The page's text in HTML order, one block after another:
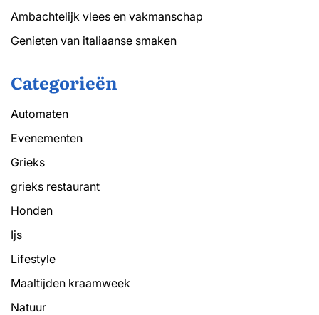
Ambachtelijk vlees en vakmanschap
Genieten van italiaanse smaken
Categorieën
Automaten
Evenementen
Grieks
grieks restaurant
Honden
Ijs
Lifestyle
Maaltijden kraamweek
Natuur